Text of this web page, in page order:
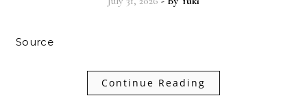
Source
Continue Reading